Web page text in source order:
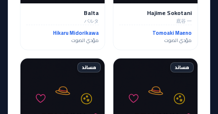
Hajime Sokotani
底谷 一
Tomoaki Maeno
مؤدي الصوت
Balta
バルタ
Hikaru Midorikawa
مؤدي الصوت
مساند مساند